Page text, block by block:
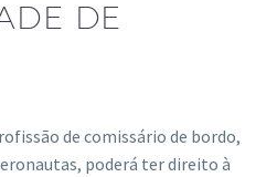
DE
de comissário de bordo,
poderá ter direito à